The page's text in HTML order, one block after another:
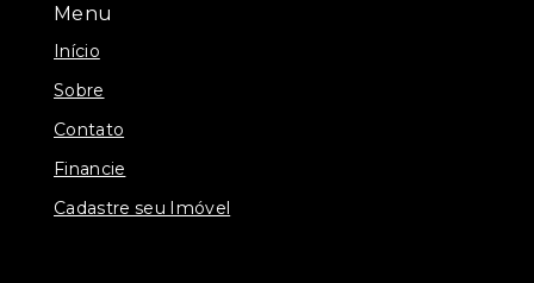
Menu
Início
Sobre
Contato
Financie
Cadastre seu Imóvel